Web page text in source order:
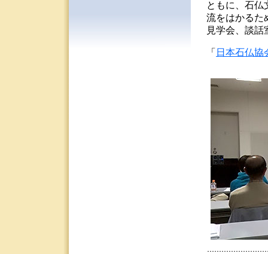
ともに、石仏
流をはかるた
見学会、談話
「 日本石仏協